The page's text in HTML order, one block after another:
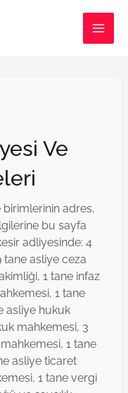
Ve
birimlerinin adres,
bu sayfa
adliyesinde: 4
tane asliye ceza
1 tane infaz
1 tane
asliye hukuk
mahkemesi, 3
1 tane
asliye ticaret
1 tane vergi